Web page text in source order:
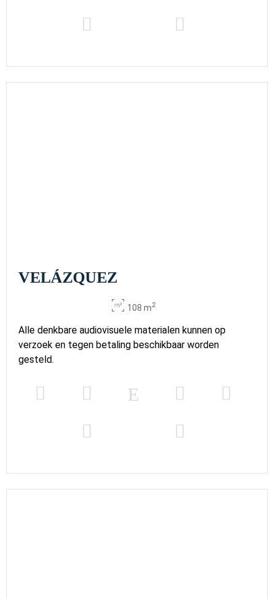
VELÁZQUEZ
108 m2
Alle denkbare audiovisuele materialen kunnen op
verzoek en tegen betaling beschikbaar worden
gesteld.